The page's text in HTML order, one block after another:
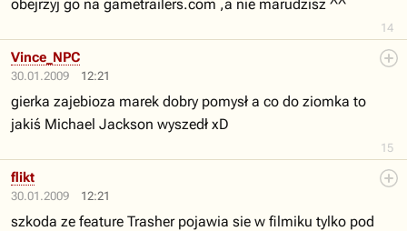
14
obejrzyj go na gametrailers.com ,a nie marudzisz ^^
30.01.2009 12:21
15
Vince_NPC
gierka zajebioza marek dobry pomysł a co do ziomka to
jakiś Michael Jackson wyszedł xD
30.01.2009 12:21
flikt
szkoda ze feature Trasher pojawia sie w filmiku tylko pod